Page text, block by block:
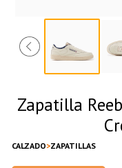
Zapatilla
CALZADO ZAPATILLAS